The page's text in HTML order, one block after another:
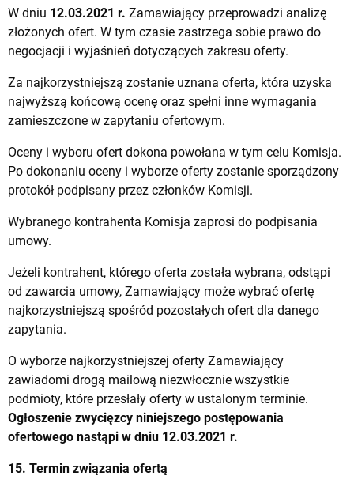
W dniu 12.03.2021 r. Zamawiający przeprowadzi analizę
złożonych ofert. W tym czasie zastrzega sobie prawo do
negocjacji i wyjaśnień dotyczących zakresu oferty.
Za najkorzystniejszą zostanie uznana oferta, która uzyska
najwyższą końcową ocenę oraz spełni inne wymagania
zamieszczone w zapytaniu ofertowym.
Oceny i wyboru ofert dokona powołana w tym celu Komisja.
Po dokonaniu oceny i wyborze oferty zostanie sporządzony
protokół podpisany przez członków Komisji.
Wybranego kontrahenta Komisja zaprosi do podpisania
umowy.
Jeżeli kontrahent, którego oferta została wybrana, odstąpi
od zawarcia umowy, Zamawiający może wybrać ofertę
najkorzystniejszą spośród pozostałych ofert dla danego
zapytania.
O wyborze najkorzystniejszej oferty Zamawiający
zawiadomi drogą mailową niezwłocznie wszystkie
podmioty, które przesłały oferty w ustalonym terminie.
Ogłoszenie zwycięzcy niniejszego postępowania
ofertowego nastąpi w dniu 12.03.2021 r.
15. Termin związania ofertą